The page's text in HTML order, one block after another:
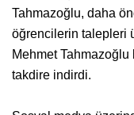
Tahmazoğlu, daha
öğrencilerin talepleri
Mehmet Tahmazoğlu
takdire indirdi.